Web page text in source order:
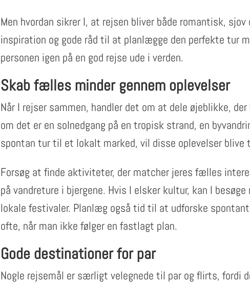
Men hvordan sikrer I, at rejsen bliver både romantisk,
inspiration og gode råd til at planlægge den perfekte tur
personen igen på en god rejse ude i verden.
Skab fælles minder gennem oplevelser
Når I rejser sammen, handler det om at dele øjeblikke,
om det er en solnedgang på en tropisk strand, en
spontan tur til et lokalt marked, vil disse oplevelser
Forsøg at finde aktiviteter, der matcher jeres fælles
på vandreture i bjergene. Hvis I elsker kultur, kan I
lokale festivaler. Planlæg også tid til at udforske
ofte, når man ikke følger en fastlagt plan.
Gode destinationer for par
Nogle rejsemål er særligt velegnede til par og flirts, fordi